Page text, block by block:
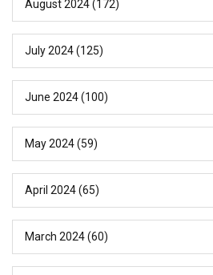
August 2024(172)
July 2024(125)
June 2024(100)
May 2024(59)
April 2024(65)
March 2024(60)